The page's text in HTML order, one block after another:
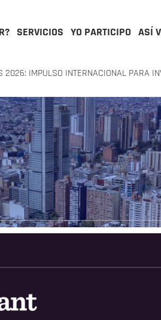
SERVICIOS YO PARTICIPO ASÍ
2026: IMPULSO INTERNACIONAL PARA